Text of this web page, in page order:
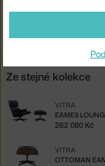
VIT-
Ze stejné kolekce
VITRA
262 080 Kč
OTTOMAN
VITRA